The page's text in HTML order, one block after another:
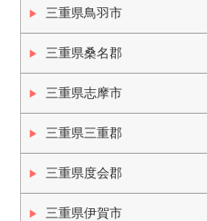
三重県鳥羽市
三重県桑名郡
三重県志摩市
三重県三重郡
三重県度会郡
三重県伊賀市